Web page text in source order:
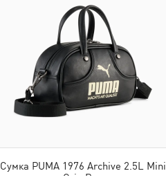
Сумка PUMA 1976 Archive 2.5L Mini
Grip Bag